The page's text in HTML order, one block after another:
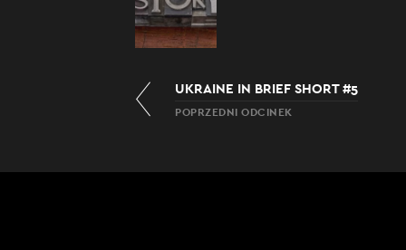
UKRAINE IN BRIEF SHORT #5
POPRZEDNI ODCINEK